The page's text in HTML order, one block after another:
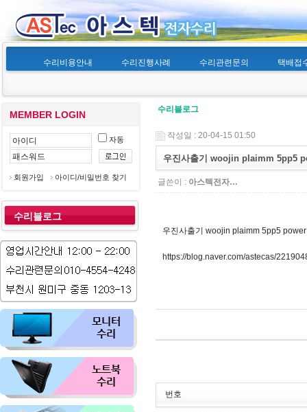
수리비용안내 수리진행사례 수리관련문의 택배접
MEMBER LOGIN
자동
회원가입 아이디/비밀번호 찾기
수리블로그
수리블로그
작성일 : 20-04-15 01:50
우진사출기 woojin plaimm 5pp5
글쓴이 : 아스텍전자…
우진사출기 woojin plaimm 5pp5
https://blog.naver.com/astecas/
번호